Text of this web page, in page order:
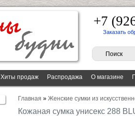
+7
Заказать
Хиты продаж Распродажа О магазине
Главная » Женские сумки из
Кожаная сумка унисекс 288